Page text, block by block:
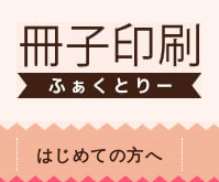
はじめての方へ